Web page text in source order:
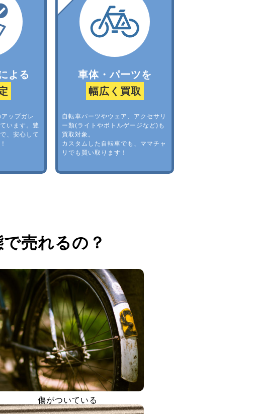
よる
ップガレ
います。豊
、安心して
車体・パーツを
幅広く買取
自転車パーツやウェア、アクセサリ
ー類(ライトやボトルゲージなど)も
買取対象。
カスタムした自転車でも、ママチャ
リでも買い取ります！
売れるの？
傷がついている